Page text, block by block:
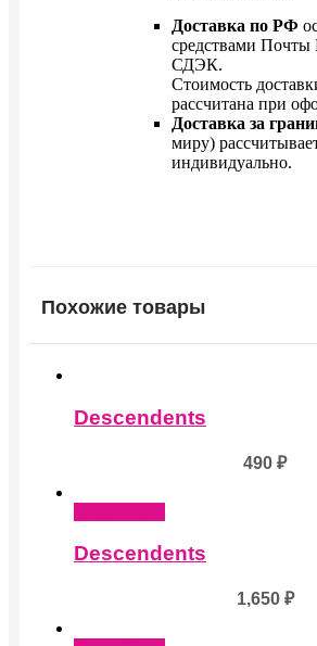
Доставка по РФ
средствами Почты
СДЭК.
Стоимость
рассчитана при
Доставка за
миру)
индивидуально.
Похожие товары
Descendents
490 ₽
Descendents
1,650 ₽